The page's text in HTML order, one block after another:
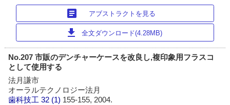
article アブストラクトを見る
download 全文ダウンロード(4.28MB)
No.207 市販のデンチャーケースを改良し,複印象用フラスコ
として使用する
法月謙市
オーラルテクノロジー法月
歯科技工 32 (1) 155-155, 2004.